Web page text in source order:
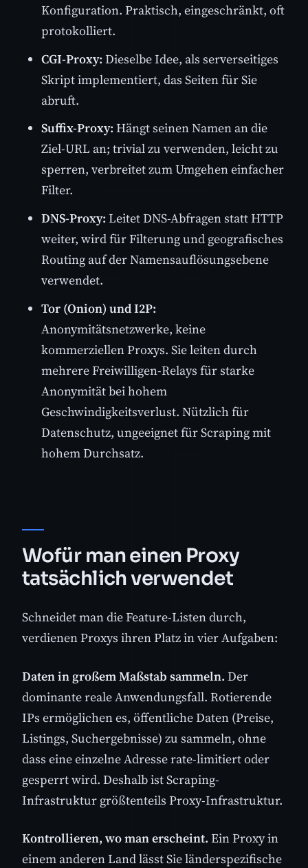
Konfiguration. Praktisch, eingeschränkt, oft
protokolliert.
CGI-Proxy: Dieselbe Idee, als serverseitiges
Skript implementiert, das Seiten für Sie
abruft.
Suffix-Proxy: Hängt seinen Namen an die
Ziel-URL an; trivial zu verwenden, leicht zu
sperren, verbreitet zum Umgehen einfacher
Filter.
DNS-Proxy: Leitet DNS-Abfragen statt HTTP
weiter, wird für Filterung und geografisches
Routing auf der Namensauflösungsebene
verwendet.
Tor (Onion) und I2P:
Anonymitätsnetzwerke, keine
kommerziellen Proxys. Sie leiten durch
mehrere Freiwilligen-Relays für starke
Anonymität bei hohem
Geschwindigkeitsverlust. Nützlich für
Datenschutz, ungeeignet für Scraping mit
hohem Durchsatz.
Wofür man einen Proxy
tatsächlich verwendet
Schneidet man die Feature-Listen durch,
verdienen Proxys ihren Platz in vier Aufgaben:
Daten in großem Maßstab sammeln. Der
dominante reale Anwendungsfall. Rotierende
IPs ermöglichen es, öffentliche Daten (Preise,
Listings, Suchergebnisse) zu sammeln, ohne
dass eine einzelne Adresse rate-limitiert oder
gesperrt wird. Deshalb ist Scraping-
Infrastruktur größtenteils Proxy-Infrastruktur.
Kontrollieren, wo man erscheint. Ein Proxy in
einem anderen Land lässt Sie länderspezifische